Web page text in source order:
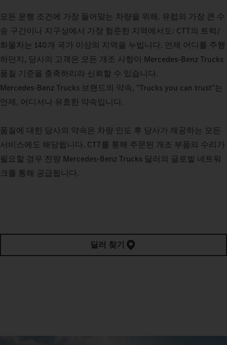
모든 운행 조건에 가장 들어맞는 차량을 위해. 유럽의 가장 큰 수
송 구간이나 지구상에서 가장 험준한 지역에서도: CTT의 트럭/
화물차는 140개 국가 이상의 지역을 누빕니다. 언제 어디를 주행
하던지, 당사의 고객은 모든 개조 사항이 Mercedes‑Benz Trucks
품질 기준을 충족하리라 신뢰할 수 있습니다.
Mercedes‑Benz Trucks 브랜드의 약속, "Trucks you can trust"는
언제, 어디서나 유효한 약속입니다.
품질에 대한 당사의 약속은 차량 인도 후 당사가 제공하는 모든
서비스에도 해당됩니다. CTT를 통해 주문된 개조 부품의 수리가
필요할 경우 전량 Mercedes‑Benz Trucks 딜러의 글로벌 네트워
크를 통해 공급됩니다.
딜러 찾기